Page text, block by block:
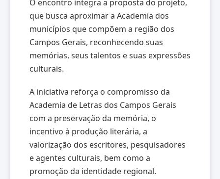
O encontro integra a proposta do projeto,
que busca aproximar a Academia dos
municípios que compõem a região dos
Campos Gerais, reconhecendo suas
memórias, seus talentos e suas expressões
culturais.
A iniciativa reforça o compromisso da
Academia de Letras dos Campos Gerais
com a preservação da memória, o
incentivo à produção literária, a
valorização dos escritores, pesquisadores
e agentes culturais, bem como a
promoção da identidade regional.